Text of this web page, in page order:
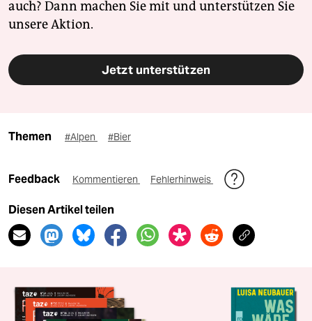
auch? Dann machen Sie mit und unterstützen Sie
unsere Aktion.
Jetzt unterstützen
Themen #Alpen #Bier
Feedback Kommentieren Fehlerhinweis
Diesen Artikel teilen